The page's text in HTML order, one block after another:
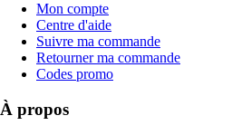
Mon compte
Centre d'aide
Suivre ma commande
Retourner ma commande
Codes promo
À propos